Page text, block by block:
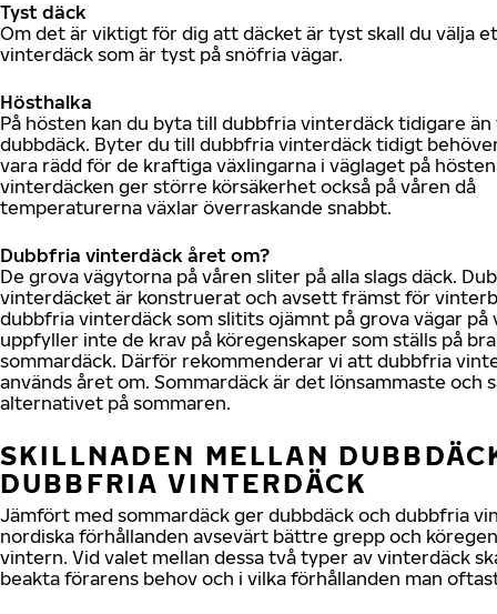
Tyst däck
Om det är viktigt för dig att däcket är tyst skall du välja
vinterdäck som är tyst på snöfria vägar.
Hösthalka
På hösten kan du byta till dubbfria vinterdäck tidigare än
dubbdäck. Byter du till dubbfria vinterdäck tidigt
vara rädd för de kraftiga växlingarna i väglaget på
vinterdäcken ger större körsäkerhet också på våren då
temperaturerna växlar överraskande snabbt.
Dubbfria vinterdäck året om?
De grova vägytorna på våren sliter på alla slags däck.
vinterdäcket är konstruerat och avsett främst för
dubbfria vinterdäck som slitits ojämnt på grova vägar på
uppfyller inte de krav på köregenskaper som ställs på bra
sommardäck. Därför rekommenderar vi att dubbfria
används året om. Sommardäck är det lönsammaste och
alternativet på sommaren.
SKILLNADEN MELLAN
DUBBFRIA VINTERDÄCK
Jämfört med sommardäck ger dubbdäck och dubbfria
nordiska förhållanden avsevärt bättre grepp och
vintern. Vid valet mellan dessa två typer av vinterdäck
beakta förarens behov och i vilka förhållanden man